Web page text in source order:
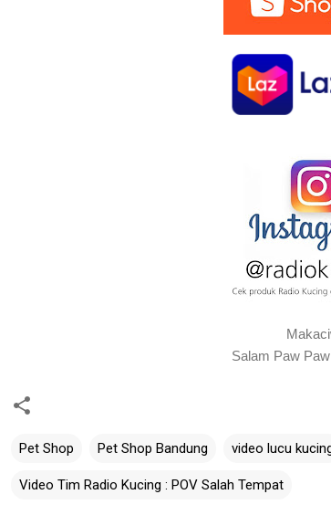
Salam Paw
Pet Shop Pet Shop Bandung video lucu
Video Tim Radio Kucing : POV Salah Tempat